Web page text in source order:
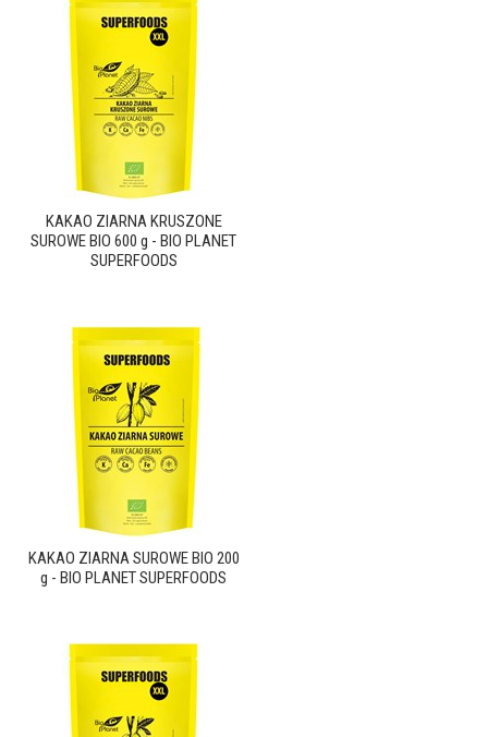
KAKAO ZIARNA KRUSZONE
SUROWE BIO 600 g - BIO PLANET
SUPERFOODS
KAKAO ZIARNA SUROWE BIO 200
g - BIO PLANET SUPERFOODS